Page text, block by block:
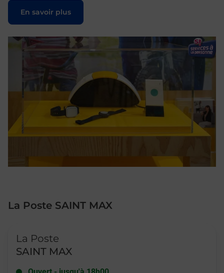
En savoir plus
Le lien s'ouvre dans un nouvel onglet
La Poste SAINT MAX
La Poste
SAINT MAX